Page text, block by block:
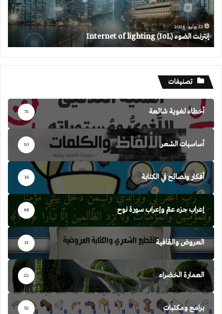
22 يوليو، 2024
إنترنت الضوء Internet of lighting (IoL)
تصنيفات
أخطاء لغوية شائعة 73
أساسيات الشعر 10
أفكار ونصائح في الكتابة 16
إعراب جزء عمّ وإعراب سورة نوح 68
العروض والقافية 31
العمارة الخضراء 22
برامج ومكتبات 52